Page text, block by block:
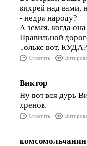
вихрей над вами,
- недра народу?
А земля, когда
Правильной
Только вот, КУДА?
Ответить
Виктор
Ну вот вся дурь
хренов.
Ответить
комсомольчанин